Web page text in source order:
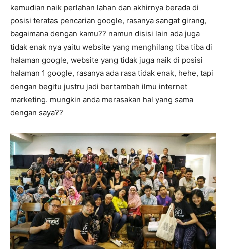
kemudian naik perlahan lahan dan akhirnya berada di
posisi teratas pencarian google, rasanya sangat girang,
bagaimana dengan kamu?? namun disisi lain ada juga
tidak enak nya yaitu website yang menghilang tiba tiba di
halaman google, website yang tidak juga naik di posisi
halaman 1 google, rasanya ada rasa tidak enak, hehe, tapi
dengan begitu justru jadi bertambah ilmu internet
marketing. mungkin anda merasakan hal yang sama
dengan saya??